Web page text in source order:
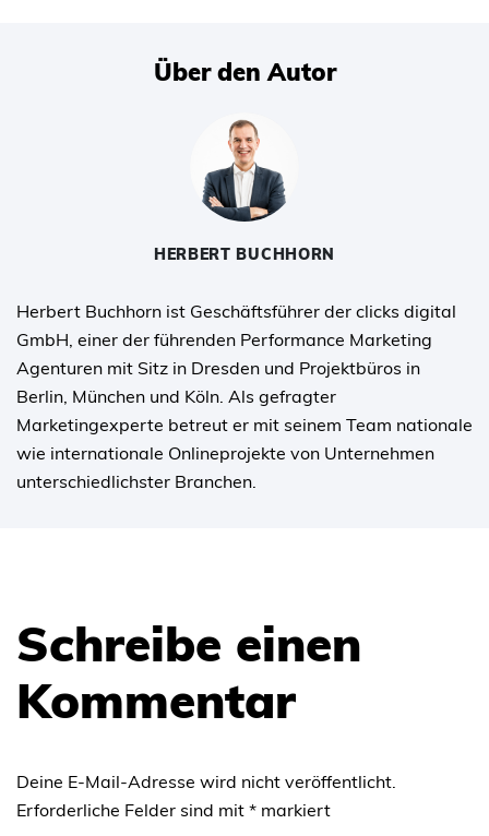
Über den Autor
HERBERT BUCHHORN
Herbert Buchhorn ist Geschäftsführer der clicks digital
GmbH, einer der führenden Performance Marketing
Agenturen mit Sitz in Dresden und Projektbüros in
Berlin, München und Köln. Als gefragter
Marketingexperte betreut er mit seinem Team nationale
wie internationale Onlineprojekte von Unternehmen
unterschiedlichster Branchen.
Schreibe einen
Kommentar
Deine E-Mail-Adresse wird nicht veröffentlicht.
Erforderliche Felder sind mit * markiert